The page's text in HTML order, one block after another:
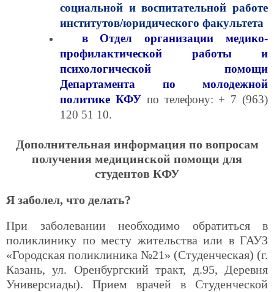
социальной и воспитательной работе
институтов/юридического факультета
в Отдел организации медико-
профилактической работы и
психологической помощи
Департамента по молодежной
политике КФУ по телефону: + 7 (963)
120 51 10.
Дополнительная информация по вопросам
получения медицинской помощи для
студентов КФУ
Я заболел, что делать?
При заболевании необходимо обратиться в
поликлинику по месту жительства или в ГАУЗ
«Городская поликлиника №21» (Студенческая) (г.
Казань, ул. Оренбургский тракт, д.95, Деревня
Универсиады). Прием врачей в Студенческой